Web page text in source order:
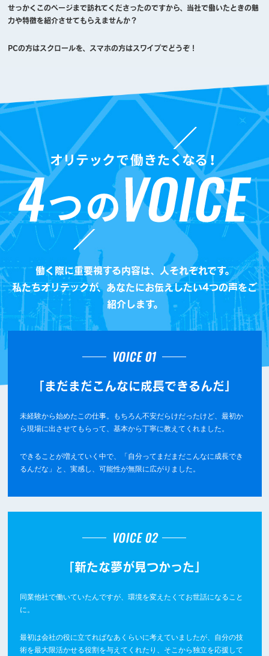
せっかくこのページまで訪れてくださったのですから、当社で働いたときの魅
力や特徴を紹介させてもらえませんか？
PCの方はスクロールを、スマホの方はスワイプでどうぞ！
働く際に重要視する内容は、人それぞれです。
私たちオリテックが、あなたにお伝えしたい4つの声をご
紹介します。
「まだまだこんなに成長できるんだ」
未経験から始めたこの仕事。もちろん不安だらけだったけど、最初か
ら現場に出させてもらって、基本から丁寧に教えてくれました。
できることが増えていく中で、「自分ってまだまだこんなに成長でき
るんだな」と、実感し、可能性が無限に広がりました。
「新たな夢が見つかった」
同業他社で働いていたんですが、環境を変えたくてお世話になること
に。
最初は会社の役に立てればなあくらいに考えていましたが、自分の技
術を最大限活かせる役割を与えてくれたり、そこから独立を応援して